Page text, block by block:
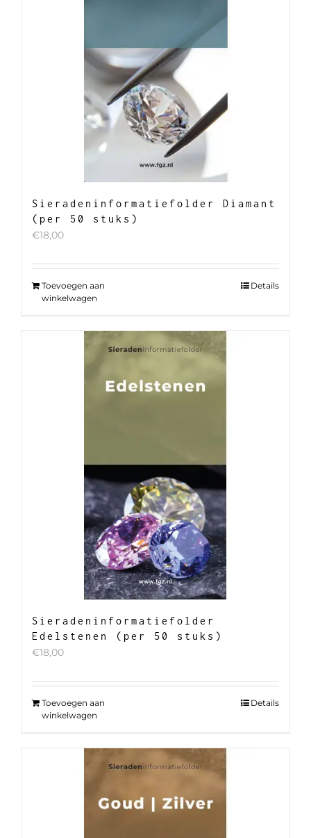
Sieradeninformatiefolder Diamant
(per 50 stuks)
€18,00
Toevoegen aan
winkelwagen
Details
Sieradeninformatiefolder
Edelstenen (per 50 stuks)
€18,00
Toevoegen aan
winkelwagen
Details